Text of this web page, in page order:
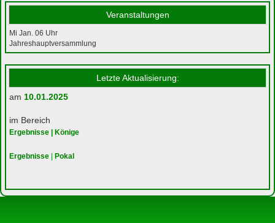
Veranstaltungen
Mi Jan. 06 Uhr
Jahreshauptversammlung
Letzte Aktualisierung:
am 10.01.2025
im Bereich
Ergebnisse | Könige
Ergebnisse | Pokal